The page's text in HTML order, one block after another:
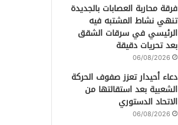
فرقة محاربة العصابات بالجديدة
تنهي نشاط المشتبه فيه
الرئيسي في سرقات الشقق
بعد تحريات دقيقة
06/08/2026
دعاء أحيدار تعزز صفوف الحركة
الشعبية بعد استقالتها من
الاتحاد الدستوري
06/08/2026